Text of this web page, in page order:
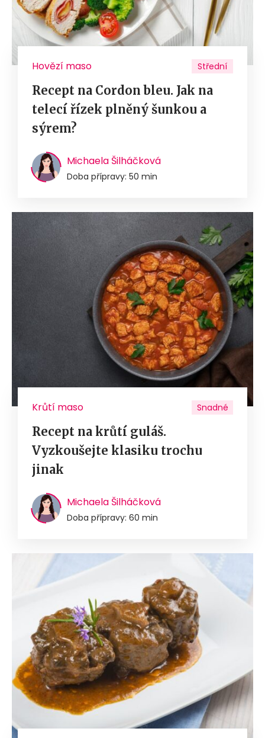
Hovězí maso Střední
Recept na Cordon bleu. Jak na
telecí řízek plněný šunkou a
sýrem?
Michaela Šilháčková
Doba přípravy: 50 min
Krůtí maso Snadné
Recept na krůtí guláš.
Vyzkoušejte klasiku trochu
jinak
Michaela Šilháčková
Doba přípravy: 60 min